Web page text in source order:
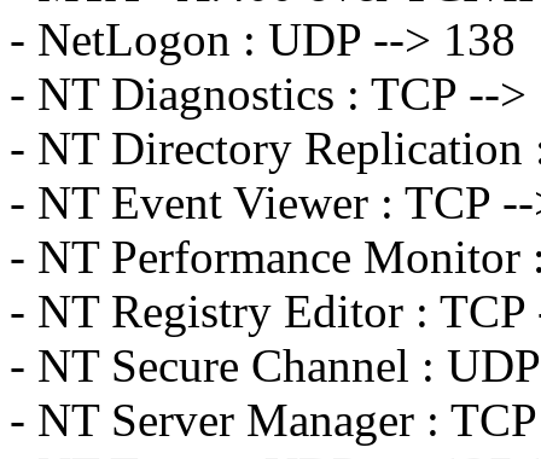
- NetLogon : UDP --> 138
- NT Diagnostics : TCP -->
- NT Directory Replication
- NT Event Viewer : TCP
- NT Performance Monitor
- NT Registry Editor : TCP
- NT Secure Channel :
- NT Server Manager :